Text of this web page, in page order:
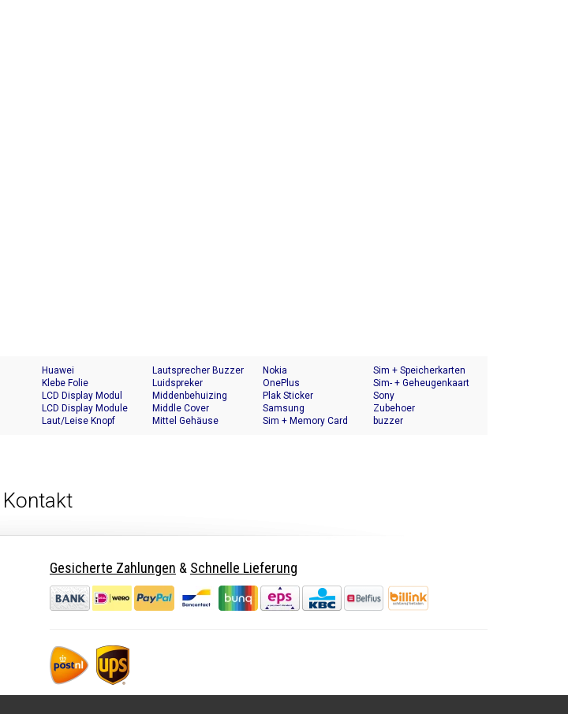
Huawei
Klebe Folie
LCD Display Modul
LCD Display Module
Laut/Leise Knopf
Lautsprecher Buzzer
Luidspreker
Middenbehuizing
Middle Cover
Mittel Gehäuse
Nokia
OnePlus
Plak Sticker
Samsung
Sim + Memory Card
Sim + Speicherkarten
Halter
Sim- + Geheugenkaart
Houder
Sony
Zubehoer
buzzer
Kontakt
Gesicherte Zahlungen & Schnelle Lieferung